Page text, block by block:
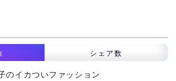
シェア数
のイカついファッション